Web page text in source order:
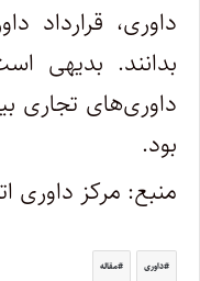
داوری، قرارداد
بدانند. بدیهی
داوری‌های تجاری
بود.
منبع: مرکز داوری
داوری مقاله